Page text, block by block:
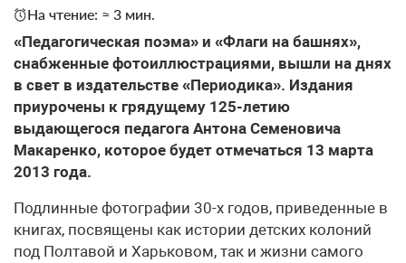
На чтение: ≈ 3 мин.
«Педагогическая поэма» и «Флаги на башнях»,
снабженные фотоиллюстрациями, вышли на днях
в свет в издательстве «Периодика». Издания
приурочены к грядущему 125-летию
выдающегося педагога Антона Семеновича
Макаренко, которое будет отмечаться 13 марта
2013 года.
Подлинные фотографии 30-х годов, приведенные в
книгах, посвящены как истории детских колоний
под Полтавой и Харьковом, так и жизни самого